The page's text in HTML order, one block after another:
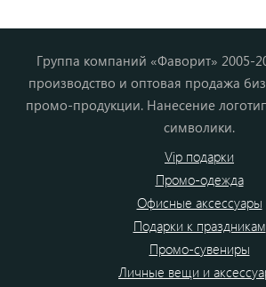
Группа компаний «Фаворит» 2005-
производство и оптовая продажа
промо-продукции. Нанесение
символики.
Vip подарки
Промо-одежда
Офисные аксессуары
Подарки к праздникам
Промо-сувениры
Личные вещи и